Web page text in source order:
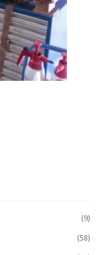
(9)
(58)